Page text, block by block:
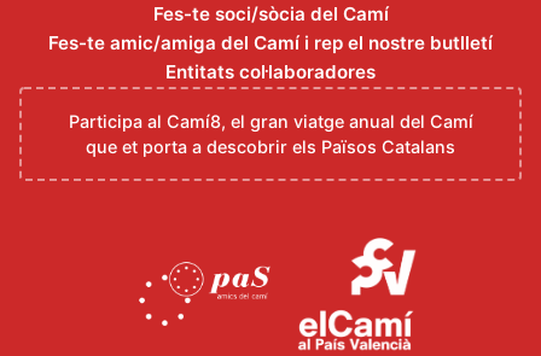
Fes-te soci/sòcia del Camí
Fes-te amic/amiga del Camí i rep el nostre butlletí
Entitats col·laboradores
Participa al Camí8, el gran viatge anual del Camí
que et porta a descobrir els Països Catalans